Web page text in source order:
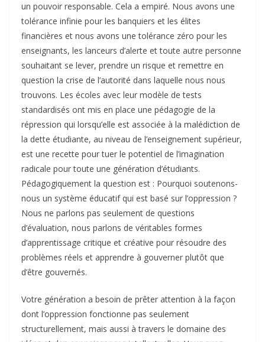
un pouvoir responsable. Cela a empiré. Nous avons une
tolérance infinie pour les banquiers et les élites
financières et nous avons une tolérance zéro pour les
enseignants, les lanceurs d’alerte et toute autre personne
souhaitant se lever, prendre un risque et remettre en
question la crise de l’autorité dans laquelle nous nous
trouvons. Les écoles avec leur modèle de tests
standardisés ont mis en place une pédagogie de la
répression qui lorsqu’elle est associée à la malédiction de
la dette étudiante, au niveau de l’enseignement supérieur,
est une recette pour tuer le potentiel de l’imagination
radicale pour toute une génération d’étudiants.
Pédagogiquement la question est : Pourquoi soutenons-
nous un système éducatif qui est basé sur l’oppression ?
Nous ne parlons pas seulement de questions
d’évaluation, nous parlons de véritables formes
d’apprentissage critique et créative pour résoudre des
problèmes réels et apprendre à gouverner plutôt que
d’être gouvernés.
Votre génération a besoin de prêter attention à la façon
dont l’oppression fonctionne pas seulement
structurellement, mais aussi à travers le domaine des